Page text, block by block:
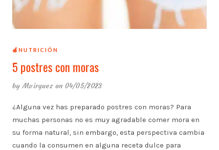
🍎NUTRICIÓN
5 postres con moras
byMvirguez on 04/05/2023
¿Alguna vez has preparado postres con moras? Para
muchas personas no es muy agradable comer mora en
su forma natural, sin embargo, esta perspectiva cambia
cuando la consumen en alguna receta dulce para